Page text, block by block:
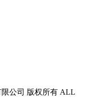
公司 版权所有 ALL